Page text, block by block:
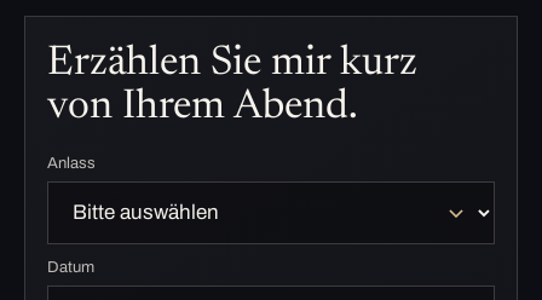
Erzählen Sie mir kurz
von Ihrem Abend.
Anlass
Datum